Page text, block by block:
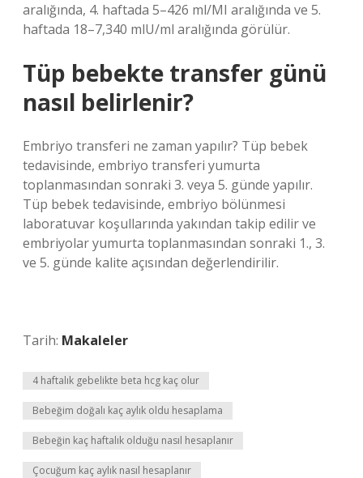
aralığında, 4. haftada 5–426 ml/MI aralığında ve 5.
haftada 18–7,340 mlU/ml aralığında görülür.
Tüp bebekte transfer günü
nasıl belirlenir?
Embriyo transferi ne zaman yapılır? Tüp bebek
tedavisinde, embriyo transferi yumurta
toplanmasından sonraki 3. veya 5. günde yapılır.
Tüp bebek tedavisinde, embriyo bölünmesi
laboratuvar koşullarında yakından takip edilir ve
embriyolar yumurta toplanmasından sonraki 1., 3.
ve 5. günde kalite açısından değerlendirilir.
Tarih: Makaleler
4 haftalık gebelikte beta hcg kaç olur
Bebeğim doğalı kaç aylık oldu hesaplama
Bebeğin kaç haftalık olduğu nasıl hesaplanır
Çocuğum kaç aylık nasıl hesaplanır